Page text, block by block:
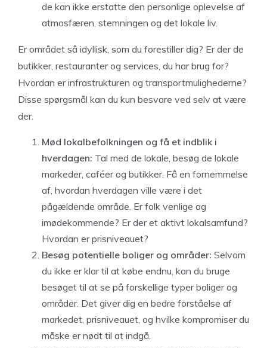
de kan ikke erstatte den personlige oplevelse af
atmosfæren, stemningen og det lokale liv.
Er området så idyllisk, som du forestiller dig? Er der de
butikker, restauranter og services, du har brug for?
Hvordan er infrastrukturen og transportmulighederne?
Disse spørgsmål kan du kun besvare ved selv at være
der.
Mød lokalbefolkningen og få et indblik i
hverdagen: Tal med de lokale, besøg de lokale
markeder, caféer og butikker. Få en fornemmelse
af, hvordan hverdagen ville være i det
pågældende område. Er folk venlige og
imødekommende? Er der et aktivt lokalsamfund?
Hvordan er prisniveauet?
Besøg potentielle boliger og områder: Selvom
du ikke er klar til at købe endnu, kan du bruge
besøget til at se på forskellige typer boliger og
områder. Det giver dig en bedre forståelse af
markedet, prisniveauet, og hvilke kompromiser du
måske er nødt til at indgå.